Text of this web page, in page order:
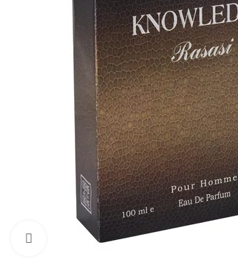
Натисніть, щоб збільшити